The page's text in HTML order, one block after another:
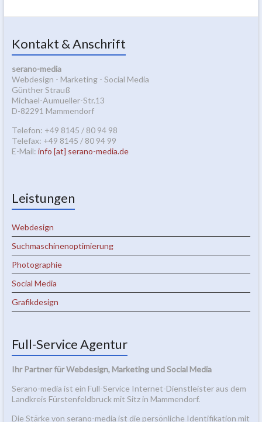
Kontakt & Anschrift
serano-media
Webdesign - Marketing - Social Media
Günther Strauß
Michael-Aumueller-Str.13
D-82291 Mammendorf
Telefon: +49 8145 / 80 94 98
Telefax: +49 8145 / 80 94 99
E-Mail: info [at] serano-media.de
Leistungen
Webdesign
Suchmaschinenoptimierung
Photographie
Social Media
Grafikdesign
Full-Service Agentur
Ihr Partner für Webdesign, Marketing und Social Media
Serano-media ist ein Full-Service Internet-Dienstleister aus dem
Landkreis Fürstenfeldbruck mit Sitz in Mammendorf.
Die Stärke von serano-media ist die persönliche Identifikation mit